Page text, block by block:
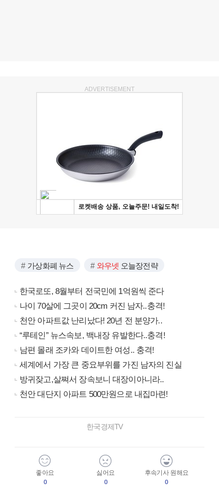
ADVERTISEMENT
가상화폐 뉴스 와우넷 오늘장전략
한국로또, 8월부터 전국민에 1억원씩 준다
나이 70살에 그곳이 20cm 커진 남자..충격!
천안 아파트값 난리났다! 20년 전 분양가..
“루테인” 뉴스속보, 백내장 유발한다..충격!
남편 몰래 조카와 데이트한 여성.. 충격!
세계에서 가장 큰 중요부위를 가진 남자의 진실
방귀잦고,살쪄서 장속보니 대장이아니라..
천안 대단지 아파트 500만원으로 내집마련!
한국경제TV
좋아요
0
싫어요
0
후속기사 원해요
0